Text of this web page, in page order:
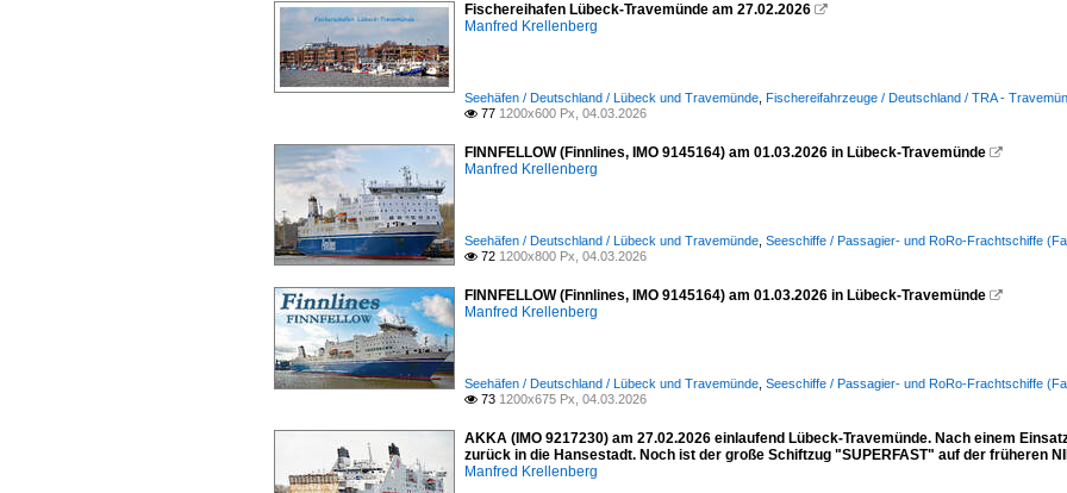
Fischereihafen Lübeck-Travemünde am 27.02.2026 
Manfred Krellenberg
Seehäfen / Deutschland / Lübeck und Travemünde Fischereifahrzeuge / Deutschland / TRA -
 77 1200x600 Px, 04.03.2026
FINNFELLOW (Finnlines, IMO 9145164) am 01.03.2026 in Lübeck-Travemünde 
Manfred Krellenberg
Seehäfen / Deutschland / Lübeck und Travemünde Seeschiffe / Passagier- und RoRo-Frachtschiffe
 72 1200x800 Px, 04.03.2026
FINNFELLOW (Finnlines, IMO 9145164) am 01.03.2026 in Lübeck-Travemünde 
Manfred Krellenberg
Seehäfen / Deutschland / Lübeck und Travemünde Seeschiffe / Passagier- und RoRo-Frachtschiffe
 73 1200x675 Px, 04.03.2026
AKKA (IMO 9217230) am 27.02.2026 einlaufend Lübeck-Travemünde. Nach einem
zurück in die Hansestadt. Noch ist der große Schiftzug "SUPERFAST" auf der früheren
Manfred Krellenberg